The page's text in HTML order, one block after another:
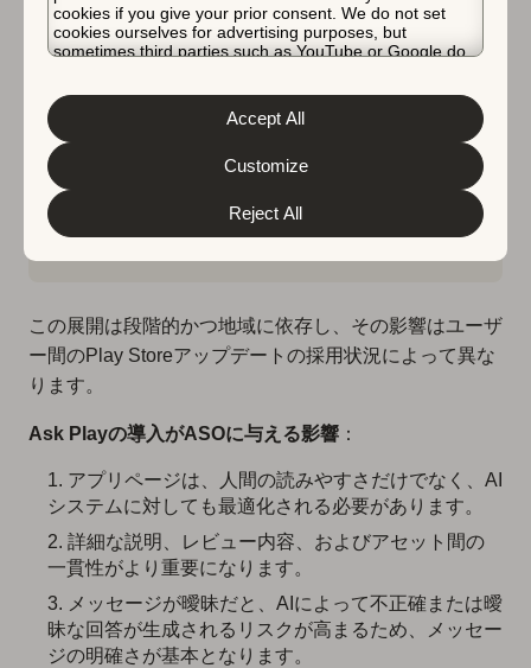
cookies if you give your prior consent. We do not set
cookies ourselves for advertising purposes, but
sometimes third parties such as YouTube or Google do.
about the protection of your personal data and the
different cookies we use, please read our
&
. You can customize your cookie settings
and preferences by clicking the “Customize” button.
Reject All
Customize
Accept All
Google Play Storeの「Ask Play」Gemini搭載AI
チャットボット
この展開は段階的かつ地域に依存し、その影響はユーザ
ー間のPlay Storeアップデートの採用状況によって異な
ります。
Ask Playの導入がASOに与える影響 ：
アプリページは、人間の読みやすさだけでなく、AI
システムに対しても最適化される必要があります。
詳細な説明、レビュー内容、およびアセット間の
一貫性がより重要になります。
メッセージが曖昧だと、AIによって不正確または曖
昧な回答が生成されるリスクが高まるため、メッセー
ジの明確さが基本となります。